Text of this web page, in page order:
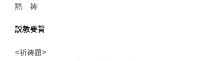
黙 祷
説教要旨
<祈祷題>